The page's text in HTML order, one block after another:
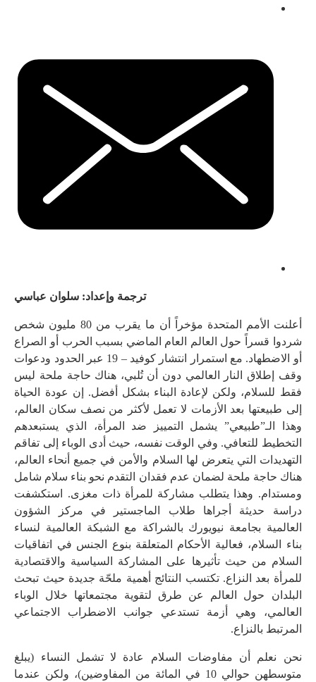
ترجمة وإعداد: سلوان عباسي
أعلنت الأمم المتحدة مؤخراً أن ما يقرب من 80 مليون شخص
شردوا قسراً حول العالم العام الماضي بسبب الحرب أو الصراع
أو الاضطهاد. مع استمرار انتشار كوفيد – 19 عبر الحدود ودعوات
وقف إطلاق النار العالمي دون أن تُلبي، هناك حاجة ملحة ليس
فقط للسلام، ولكن لإعادة البناء بشكل أفضل. إن عودة الحياة
إلى طبيعتها بعد الأزمات لا تعمل لأكثر من نصف سكان العالم،
وهذا الـ”طبيعي” يشمل التمييز ضد المرأة، الذي يستبعدهم
التخطيط للتعافي. وفي الوقت نفسه، حيث أدى الوباء إلى تفاقم
التهديدات التي يتعرض لها السلام والأمن في جميع أنحاء العالم،
هناك حاجة ملحة لضمان عدم فقدان التقدم نحو بناء سلام شامل
ومستدام. وهذا يتطلب مشاركة للمرأة ذات مغزى. استكشفت
دراسة حديثة أجراها طلاب الماجستير في مركز الشؤون
العالمية بجامعة نيويورك بالشراكة مع الشبكة العالمية لنساء
بناء السلام، فعالية الأحكام المتعلقة بنوع الجنس في اتفاقيات
السلام من حيث تأثيرها على المشاركة السياسية والاقتصادية
للمرأة بعد النزاع. تكتسب النتائج أهمية ملحّة جديدة حيث تبحث
البلدان حول العالم عن طرق لتقوية مجتمعاتها خلال الوباء
العالمي، وهي أزمة تستدعي جوانب الاضطراب الاجتماعي
المرتبط بالنزاع.
نحن نعلم أن مفاوضات السلام عادة لا تشمل النساء (يبلغ
متوسطهن حوالي 10 في المائة من المفاوضين)، ولكن عندما